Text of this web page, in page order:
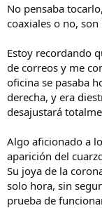
No pensaba
coaxiales o no,
Estoy recordando
de correos y me
oficina se pasaba
derecha, y era
desajustará
Algo aficionado a
aparición del
Su joya de la
solo hora, sin
prueba de